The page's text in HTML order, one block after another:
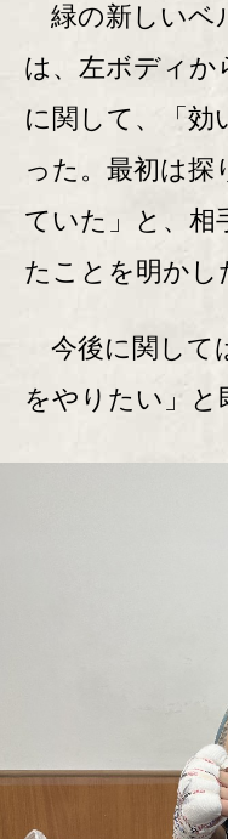
緑の新しいベ
は、左ボディか
に関して、「効
った。最初は
ていた」と、相
たことを明かし
今後に関して
をやりたい」と